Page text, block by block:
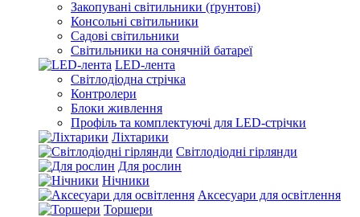
Закопувані світильники (ґрунтові)
Консольні світильники
Садові світильники
Світильники на сонячній батареї
LED-лента
Світлодіодна стрічка
Контролери
Блоки живлення
Профіль та комплектуючі для LED-стрічки
Ліхтарики
Світлодіодні гірлянди
Для рослин
Нічники
Аксесуари для освітлення
Торшери